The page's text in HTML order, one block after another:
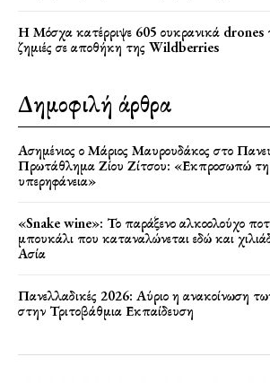
Η Μόσχα κατέρριψε 605 ουκρανικά drones
ζημιές σε αποθήκη της Wildberries
Δημοφιλή άρθρα
Ασημένιος ο Μάριος Μαυρουδάκος στο
Πρωτάθλημα Ζίου Ζίτσου: «Εκπροσωπώ
υπερηφάνεια»
«Snake wine»: Το παράξενο αλκοολούχο
μπουκάλι που καταναλώνεται εδώ και
Ασία
Πανελλαδικές 2026: Αύριο η ανακοίνωση
στην Τριτοβάθμια Εκπαίδευση